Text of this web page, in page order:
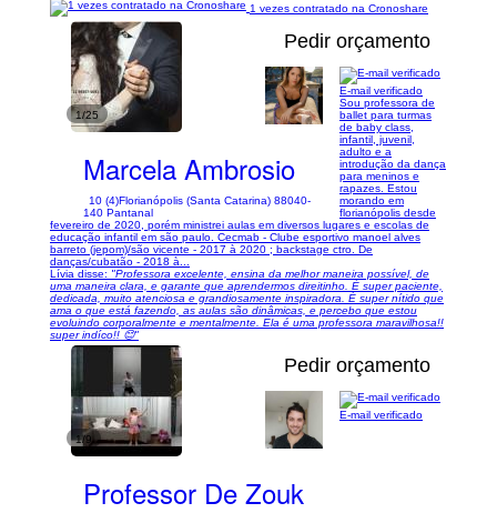
1 vezes contratado na Cronoshare
1/25
Pedir orçamento
Marcela Ambrosio
10 (4)Florianópolis (Santa Catarina) 88040-
140 Pantanal
E-mail verificado
Sou professora de
ballet para turmas
de baby class,
infantil, juvenil,
adulto e a
introdução da dança
para meninos e
rapazes. Estou
morando em
florianópolis desde
fevereiro de 2020, porém ministrei aulas em diversos lugares e escolas de
educação infantil em são paulo. Cecmab - Clube esportivo manoel alves
barreto (jepom)/são vicente - 2017 à 2020 ; backstage ctro. De
danças/cubatão - 2018 à...
Lívia disse: "Professora excelente, ensina da melhor maneira possível, de
uma maneira clara, e garante que aprendermos direitinho. É super paciente,
dedicada, muito atenciosa e grandiosamente inspiradora. É super nítido que
ama o que está fazendo, as aulas são dinâmicas, e percebo que estou
evoluindo corporalmente e mentalmente. Ela é uma professora maravilhosa!!
super indíco!! 😊"
1/9
Pedir orçamento
Professor De Zouk
E-mail verificado